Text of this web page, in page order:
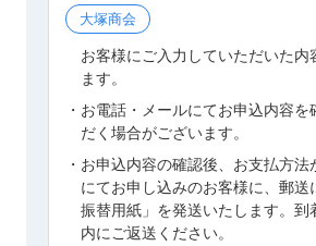
大塚商会
お客様にご入力していただいた内
ます。
・お電話・メールにてお申込内容を
だく場合がございます。
・お申込内容の確認後、お支払方
にてお申し込みのお客様に、郵送
振替用紙」を発送いたします。到
内にご返送ください。